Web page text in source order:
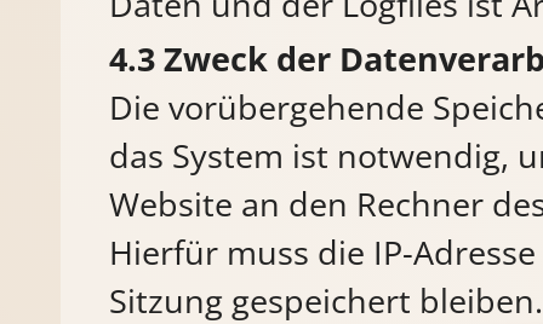
Zweck der
Die vorübergehende
das System ist notwendig,
Website an den Rechner
Hierfür muss die IP-
Sitzung gespeichert bleiben.